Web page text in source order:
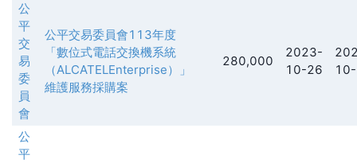
公
平
交
易
委
員
會
公平交易委員會113年度
「數位式電話交換機系統
（ALCATELEnterprise）」
維護服務採購案
280,000
2023-
10-26
公
平